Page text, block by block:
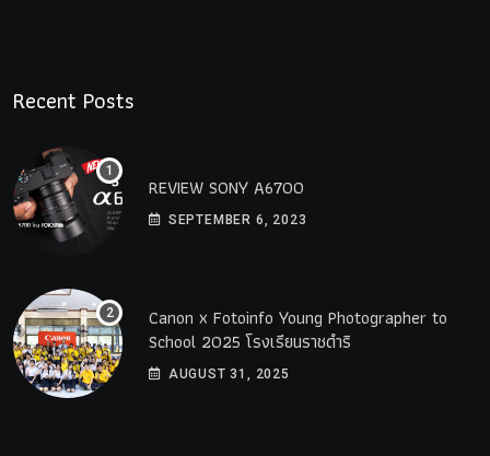
Recent Posts
REVIEW SONY A6700
SEPTEMBER 6, 2023
Canon x Fotoinfo​ Young​ Photographer to
School 2025 โรงเรียนราชดำริ
AUGUST 31, 2025